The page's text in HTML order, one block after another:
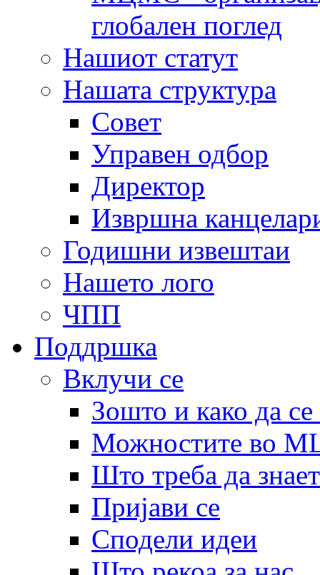
глобален поглед
Нашиот статут
Нашата структура
Совет
Управен одбор
Директор
Извршна
Годишни извештаи
Нашето лого
ЧПП
Поддршка
Вклучи се
Зошто и како да
Можностите во
Што треба да
Пријави се
Сподели идеи